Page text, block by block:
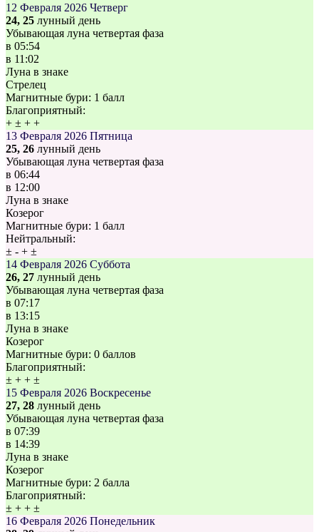
12 Февраля 2026 Четверг
24, 25 лунный день
Убывающая луна четвертая фаза
в 05:54
в 11:02
Луна в знаке
Стрелец
Магнитные бури: 1 балл
Благоприятный:
+ ± + +
13 Февраля 2026 Пятница
25, 26 лунный день
Убывающая луна четвертая фаза
в 06:44
в 12:00
Луна в знаке
Козерог
Магнитные бури: 1 балл
Нейтральный:
± - + ±
14 Февраля 2026 Суббота
26, 27 лунный день
Убывающая луна четвертая фаза
в 07:17
в 13:15
Луна в знаке
Козерог
Магнитные бури: 0 баллов
Благоприятный:
± + + ±
15 Февраля 2026 Воскресенье
27, 28 лунный день
Убывающая луна четвертая фаза
в 07:39
в 14:39
Луна в знаке
Козерог
Магнитные бури: 2 балла
Благоприятный:
± + + ±
16 Февраля 2026 Понедельник